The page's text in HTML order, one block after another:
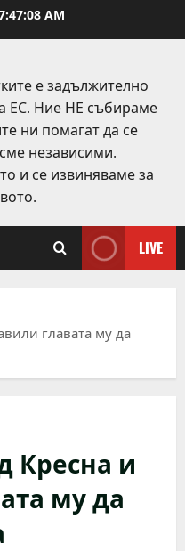
AM
е задължително
ЕС. Ние НЕ събираме
ни помагат да се
независими.
и се извиняваме за
LIVE
главата му да
Кресна и
му да